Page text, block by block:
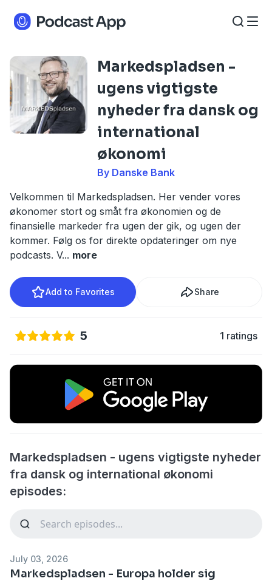
Markedspladsen -
ugens vigtigste
nyheder fra dansk og
international
økonomi
By Danske Bank
Velkommen til Markedspladsen. Her vender vores
økonomer stort og småt fra økonomien og de
finansielle markeder fra ugen der gik, og ugen der
kommer. Følg os for direkte opdateringer om nye
podcasts. V... more
Add to Favorites Share
5 1 ratings
Markedspladsen - ugens vigtigste nyheder
fra dansk og international økonomi
episodes:
July 03, 2026
Markedspladsen - Europa holder sig